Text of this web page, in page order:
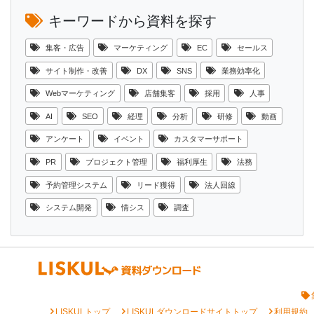
キーワードから資料を探す
集客・広告 マーケティング EC セールス
サイト制作・改善 DX SNS 業務効率化
Webマーケティング 店舗集客 採用 人事
AI SEO 経理 分析 研修 動画
アンケート イベント カスタマーサポート
PR プロジェクト管理 福利厚生 法務
予約管理システム リード獲得 法人回線
システム開発 情シス 調査
chevron_rightLISKULトップ chevron_rightLISKULダウンロードサイトトップ chevron_right利用規約